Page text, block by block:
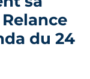
du 24